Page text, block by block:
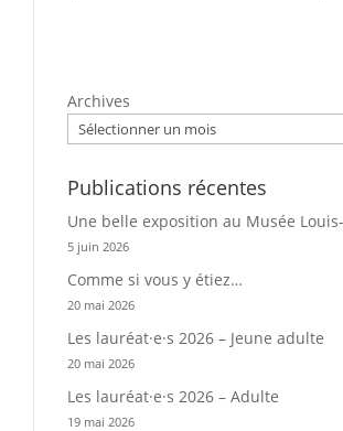
Archives
Publications récentes
Une belle exposition au Musée
5 juin 2026
Comme si vous y étiez…
20 mai 2026
Les lauréat·e·s 2026 – Jeune adulte
20 mai 2026
Les lauréat·e·s 2026 – Adulte
19 mai 2026